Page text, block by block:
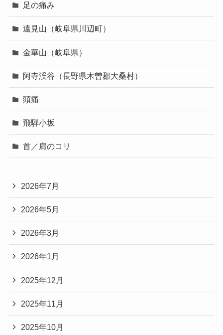
足の痛み
遠見山（岐阜県川辺町）
金華山（岐阜県）
阿寺渓谷（長野県木曽郡大桑村）
頭痛
飛騨小坂
首／肩のコリ
2026年7月
2026年5月
2026年3月
2026年1月
2025年12月
2025年11月
2025年10月